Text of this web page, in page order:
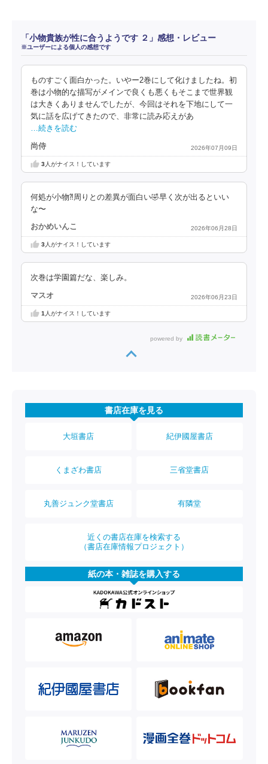
「小物貴族が性に合うようです ２」感想・レビュー
※ユーザーによる個人の感想です
ものすごく面白かった。いやー2巻にして化けましたね。初
巻は小物的な描写がメインで良くも悪くもそこまで世界観
は大きくありませんでしたが、今回はそれを下地にして一
気に話を広げてきたので、非常に読み応えがあ
…続きを読む
尚侍 2026年07月09日
3人がナイス！しています
何処が小物⁈周りとの差異が面白い🤣早く次が出るといい
な〜
おかめいんこ 2026年06月28日
3人がナイス！しています
次巻は学園篇だな、楽しみ。
マスオ 2026年06月23日
1 人がナイス！しています
powered by
書店在庫を見る
大垣書店 紀伊國屋書店
くまざわ書店 三省堂書店
丸善ジュンク堂書店 有隣堂
近くの書店在庫を検索する
（書店在庫情報プロジェクト）
紙の本・雑誌を購入する